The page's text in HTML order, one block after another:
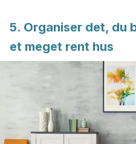
5. Organiser det, du
et meget rent hus